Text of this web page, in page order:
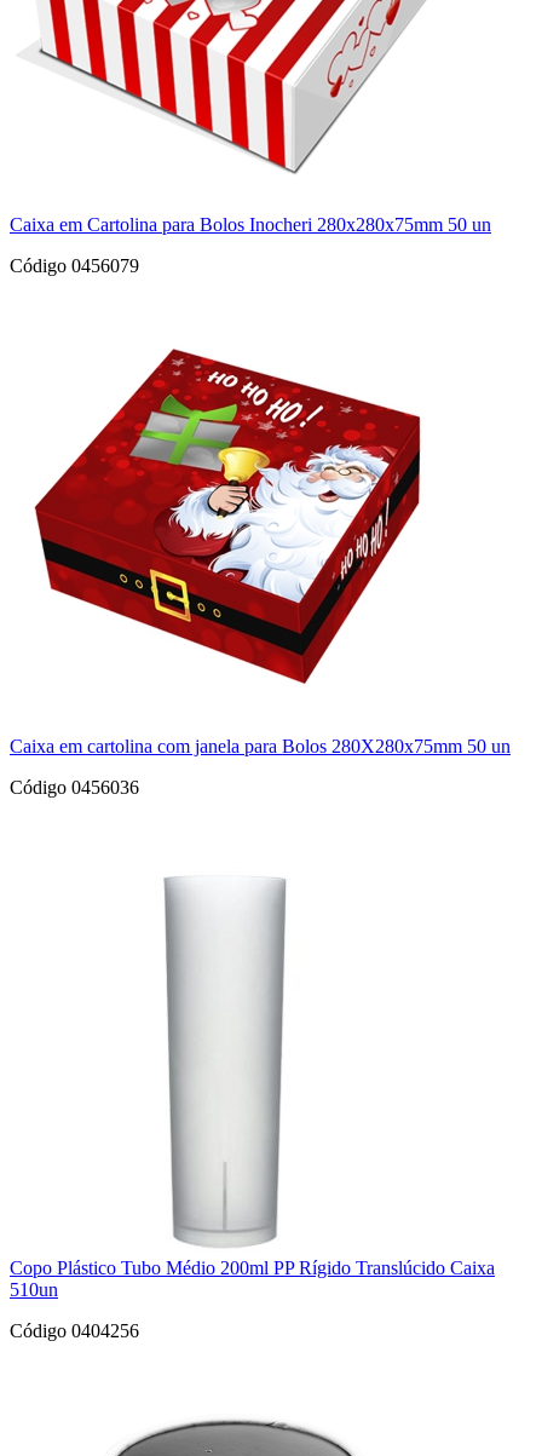
Caixa em Cartolina para Bolos Inocheri 280x280x75mm 50 un
Código 0456079
Caixa em cartolina com janela para Bolos 280X280x75mm 50 un
Código 0456036
Copo Plástico Tubo Médio 200ml PP Rígido Translúcido Caixa
510un
Código 0404256